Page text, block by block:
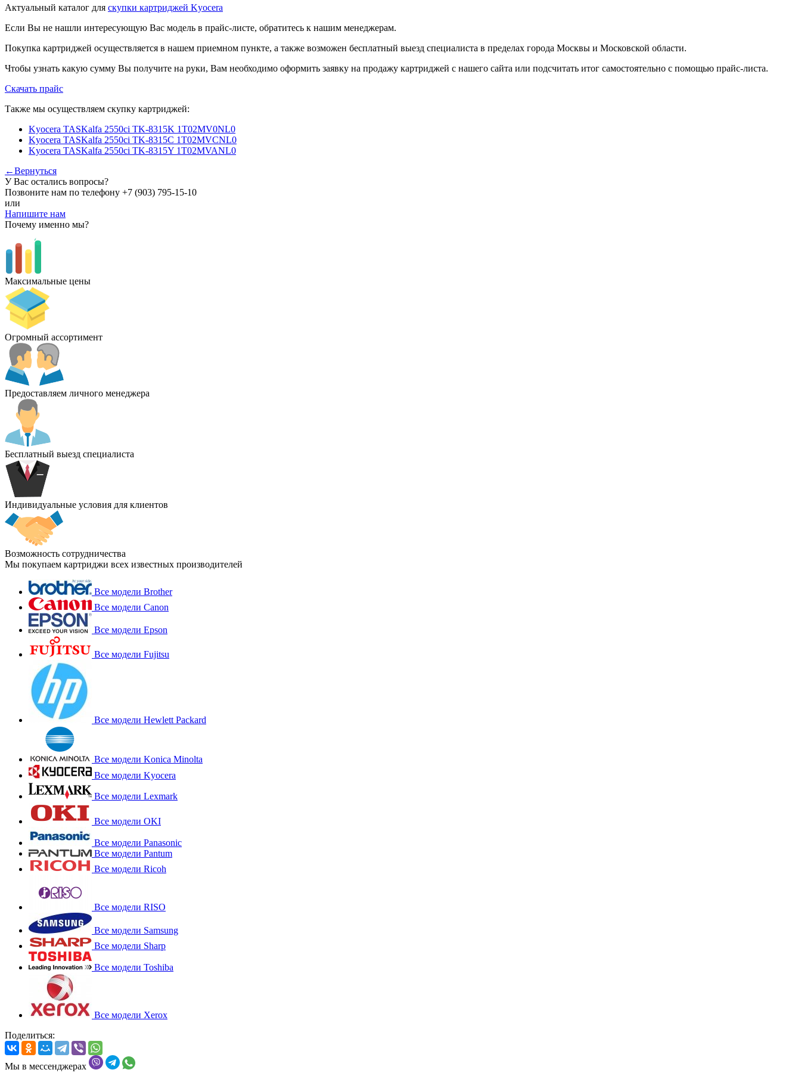
Актуальный каталог для скупки картриджей Kyocera
Если Вы не нашли интересующую Вас модель в прайс-листе, обратитесь к нашим менеджерам.
Покупка картриджей осуществляется в нашем приемном пункте, а также возможен бесплатный выезд специалиста в пределах города Москвы и Московской области.
Чтобы узнать какую сумму Вы получите на руки, Вам необходимо оформить заявку на продажу картриджей с нашего сайта или подсчитать итог самостоятельно с помощью прайс-листа.
Скачать прайс
Также мы осуществляем скупку картриджей:
Kyocera TASKalfa 2550ci TK-8315K 1T02MV0NL0
Kyocera TASKalfa 2550ci TK-8315C 1T02MVCNL0
Kyocera TASKalfa 2550ci TK-8315Y 1T02MVANL0
←Вернуться
У Вас остались вопросы?
Позвоните нам по телефону +7 (903) 795-15-10
или
Напишите нам
Почему именно мы?
Максимальные цены
Огромный ассортимент
Предоставляем личного менеджера
Бесплатный выезд специалиста
Индивидуальные условия для клиентов
Возможность сотрудничества
Мы покупаем картриджи всех известных производителей
Все модели Brother
Все модели Canon
Все модели Epson
Все модели Fujitsu
Все модели Hewlett Packard
Все модели Konica Minolta
Все модели Kyocera
Все модели Lexmark
Все модели OKI
Все модели Panasonic
Все модели Pantum
Все модели Ricoh
Все модели RISO
Все модели Samsung
Все модели Sharp
Все модели Toshiba
Все модели Xerox
Поделиться:
Мы в мессенджерах